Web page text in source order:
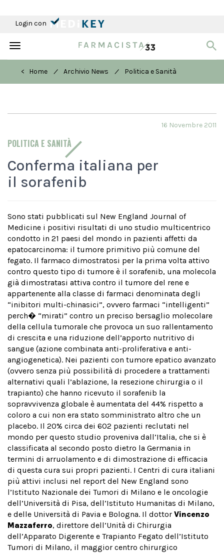
Login con
Toggle
< Home
/ Archivio News / Politica e Sanità
POLITICA E SANITÀ
16 Novembre 2011
Conferma italiana per
il sorafenib
Sono stati pubblicati sul New England Journal of
Medicine i positivi risultati di uno studio multicentrico
condotto in 21 paesi del mondo in pazienti affetti da
epatocarcinoma: il tumore primitivo più comune del
fegato. Il farmaco dimostratosi per la prima volta attivo
contro questo tipo di tumore è il sorafenib, una molecola
già dimostratasi attiva contro il tumore del rene e
appartenente alla classe di farmaci denominata degli
“inibitori multi-chinasici”, ovvero farmaci “intelligenti”
perch� “mirati” contro un preciso bersaglio molecolare
della cellula tumorale che provoca un suo rallentamento
di crescita e una riduzione dell’apporto nutritivo di
sangue (azione combinata anti-proliferativa e anti-
angiogenetica). Nei pazienti con tumore epatico avanzato
(ovvero senza più possibilità di procedere a trattamenti
alternativi quali l’ablazione, la resezione chirurgia o il
trapianto) che hanno ricevuto il sorafenib la
sopravvivenza globale è aumentata del 44% rispetto a
coloro a cui non era stato somministrato altro che un
placebo. Il 20% circa dei 602 pazienti reclutati nel
mondo per questo studio proveniva dall’Italia, che si è
classificata al secondo posto dietro la Germania in
termini di arruolamento e di dimostrazione di efficacia
di questa cura sui propri pazienti. I Centri di cura italiani
più attivi inclusi nel report del New England sono
l’Istituto Nazionale dei Tumori di Milano e le oncologie
dell’Università di Pisa, dell’Istituto Humanitas di Milano,
e delle Università di Pavia e Bologna. Il dottor Vincenzo
Mazzaferro, direttore dell’Unità di Chirurgia
dell’Apparato Digerente e Trapianto Fegato dell’Istituto
Tumori di Milano, il maggior centro chirurgico